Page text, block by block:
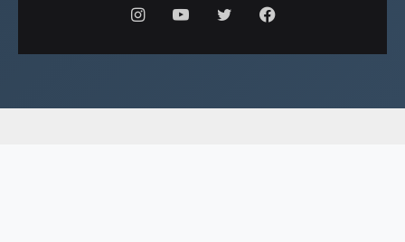
فيسبوكتويتر يوتيوبانستقرام